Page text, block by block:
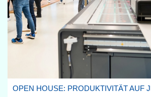
OPEN HOUSE: PRODUKTIVITÄT AUF